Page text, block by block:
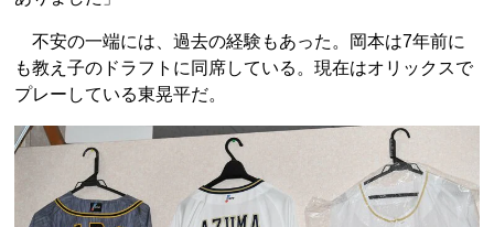
不安の一端には、過去の経験もあった。岡本は7年前に
も教え子のドラフトに同席している。現在はオリックスで
プレーしている東晃平だ。